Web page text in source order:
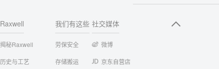
Raxwell
揭秘Raxwell
历史与工艺
我们有这些
劳保安全
存储搬运
社交媒体
微博
京东自营店